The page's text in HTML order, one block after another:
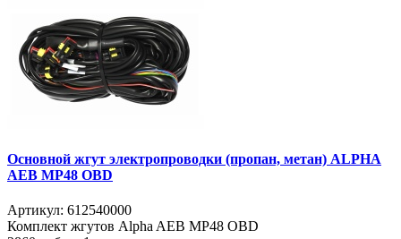
Основной жгут электропроводки (пропан, метан) ALPHA
AEB MP48 OBD
Артикул: 612540000
Комплект жгутов Alpha AEB MP48 OBD